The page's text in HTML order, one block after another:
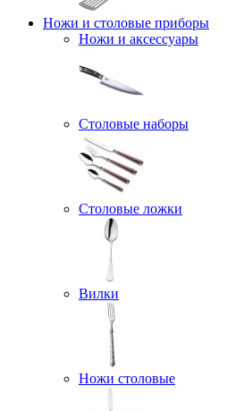
Ножи и столовые приборы
Ножи и аксессуары
Столовые наборы
Столовые ложки
Вилки
Ножи столовые